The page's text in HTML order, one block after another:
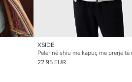
XSIDE
22.95 EUR